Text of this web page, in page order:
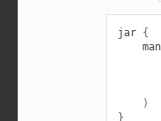
jar {
)
}